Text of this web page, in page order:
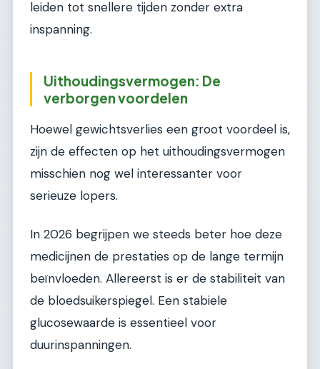
leiden tot snellere tijden zonder extra
inspanning.
Uithoudingsvermogen: De
verborgen voordelen
Hoewel gewichtsverlies een groot voordeel is,
zijn de effecten op het uithoudingsvermogen
misschien nog wel interessanter voor
serieuze lopers.
In 2026 begrijpen we steeds beter hoe deze
medicijnen de prestaties op de lange termijn
beïnvloeden. Allereerst is er de stabiliteit van
de bloedsuikerspiegel. Een stabiele
glucosewaarde is essentieel voor
duurinspanningen.